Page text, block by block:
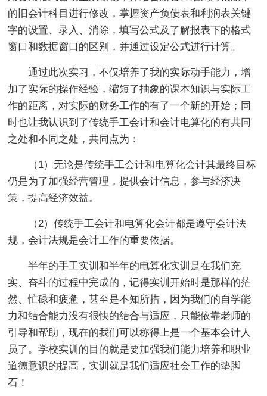
的旧会计科目进行修改，掌握资产负债表和利润表关键
字的设置、录入、消除，填写公式及了解报表下的格式
窗口和数据窗口的区别，并通过设定公式进行计算。
通过此次实习，不仅培养了我的实际动手能力，增
加了实际的操作经验，缩短了抽象的课本知识与实际工
作的距离，对实际的财务工作的有了一个新的开始；同
时也让我认识到了传统手工会计和会计电算化的有共同
之处和不同之处，共同点为：
（1）无论是传统手工会计和电算化会计其最终目标
仍是为了加强经营管理，提供会计信息，参与经济决
策，提高经济效益。
（2）传统手工会计和电算化会计都是遵守会计法
规，会计法规是会计工作的重要依据。
半年的手工实训和半年的电算化实训是在我们充
实、奋斗的过程中完成的，记得实训开始时是那样的茫
然、忙碌和疲惫，甚至是不知所措，因为我们的自学能
力和结合能力没有很快的结合与适应，只能依靠老师的
引导和帮助，现在的我们可以称得上是一个基本会计人
员了。学校实训的目的就是要加强我们能力培养和职业
道德意识的提高，实训就是我们适应社会工作的垫脚
石！